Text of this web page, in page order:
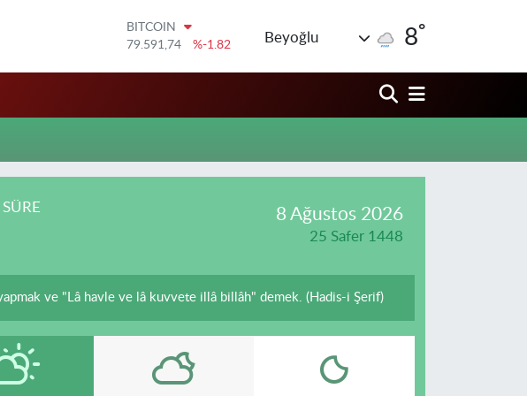
BITCOIN
79.591,74
%-1.82
53,38690
%0.19
Beyoğlu 8°
8 Ağustos 2026
25 Safer 1448
ve "Lâ havle ve lâ kuvvete illâ billâh" demek. (Hadis-i Şerif)